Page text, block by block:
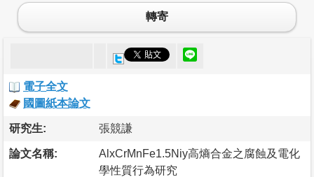
轉寄
電子全文
國圖紙本論文
研究生: 張競謙
論文名稱:
AlxCrMnFe1.5Niy高熵合金之腐蝕及電化
學性質行為研究